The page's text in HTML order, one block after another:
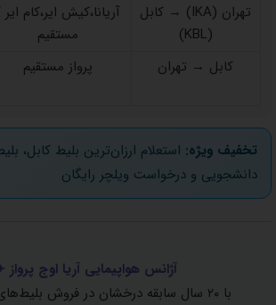
تهران (IKA) → کابل
(KBL)
آریانا،کیش ایر،کام
مستقیم
کابل → تهران
پرواز مستقیم
تخفیف ویژه: استعلام ارزان‌ترین بلیط کابل،
دانشجویی و درخواست ویلچر رایگان
آژانس هواپیمایی آریا اوج پرواز
با ۲۰ سال سابقه درخشان در فروش بلیط‌های بین‌المللی